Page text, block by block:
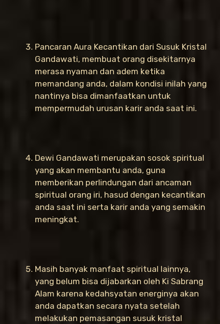
Pancaran Aura Kecantikan dari Susuk Kristal
Gandawati, membuat orang disekitarnya
merasa nyaman dan adem ketika
memandang anda, dalam kondisi inilah yang
nantinya bisa dimanfaatkan untuk
mempermudah urusan karir anda saat ini.
Dewi Gandawati merupakan sosok spiritual
yang akan membantu anda, guna
memberikan perlindungan dari ancaman
spiritual orang iri, hasud dengan kecantikan
anda saat ini serta karir anda yang semakin
meningkat.
Masih banyak manfaat spiritual lainnya,
yang belum bisa dijabarkan oleh Ki Sabrang
Alam karena kedahsyatan energinya akan
anda dapatkan secara nyata setelah
melakukan pemasangan susuk kristal